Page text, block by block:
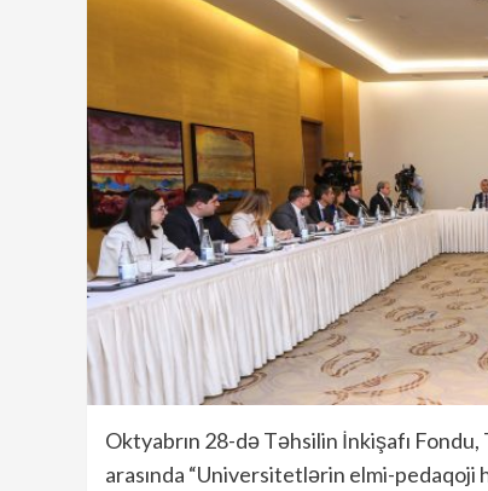
Oktyabrın 28-də Təhsilin İnkişafı
arasında “Universitetlərin elmi-pedaqoji